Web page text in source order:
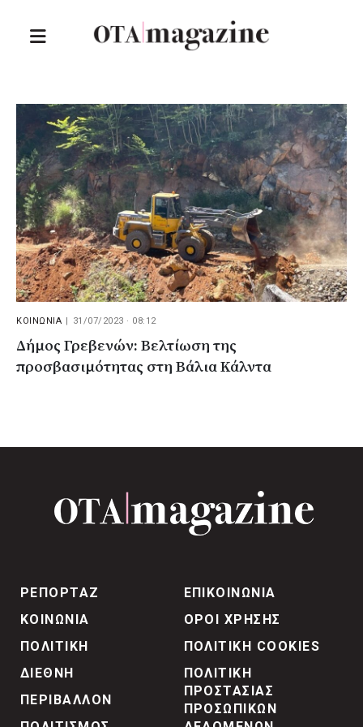
ΚΟΙΝΩΝΙΑ 31/07/2023 · 08:12
Δήμος Γρεβενών: Βελτίωση της
προσβασιμότητας στη Βάλια Κάλντα
ΡΕΠΟΡΤΑΖ
ΚΟΙΝΩΝΙΑ
ΠΟΛΙΤΙΚΗ
ΔΙΕΘΝΗ
ΠΕΡΙΒΑΛΛΟΝ
ΕΠΙΚΟΙΝΩΝΙΑ
ΟΡΟΙ ΧΡΗΣΗΣ
ΠΟΛΙΤΙΚΗ COOKIES
ΠΟΛΙΤΙΚΗ
ΠΡΟΣΤΑΣΙΑΣ
ΠΡΟΣΩΠΙΚΩΝ